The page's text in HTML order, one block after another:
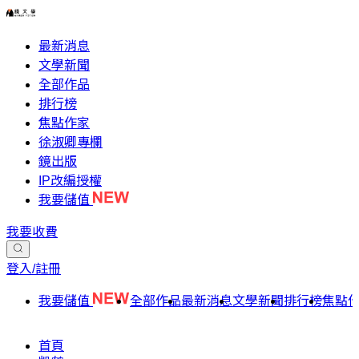
最新消息
文學新聞
全部作品
排行榜
焦點作家
徐淑卿專欄
鏡出版
IP改編授權
我要儲值
我要收費
登入/註冊
我要儲值 全部作品最新消息文學新聞排行榜焦點
首頁